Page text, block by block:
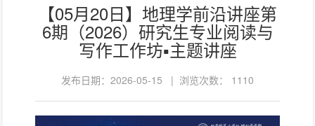
【05月20日】地理学前沿讲座第
6期（2026）研究生专业阅读与
写作工作坊▪主题讲座
发布日期：2026-05-15 | 浏览次数： 1110